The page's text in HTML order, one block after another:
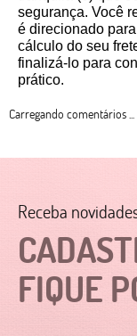
segurança. Você
é direcionado
cálculo do seu
finalizá-lo para
prático.
Carregando comentários ...
FIQUE
Receba